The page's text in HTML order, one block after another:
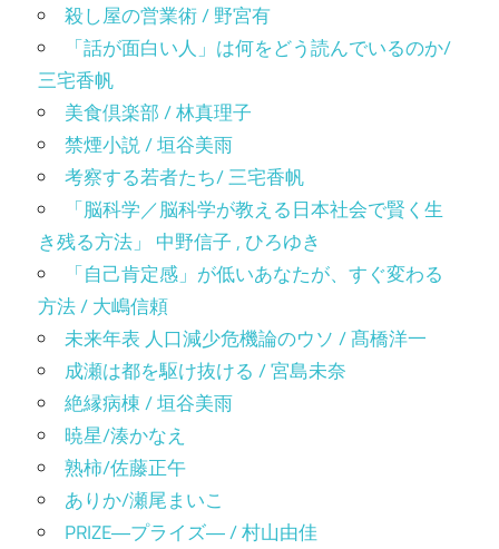
殺し屋の営業術 / 野宮有
「話が面白い人」は何をどう読んでいるのか/
三宅香帆
美食倶楽部 / 林真理子
禁煙小説 / 垣谷美雨
考察する若者たち/ 三宅香帆
「脳科学／脳科学が教える日本社会で賢く生
き残る方法」 中野信子 , ひろゆき
「自己肯定感」が低いあなたが、すぐ変わる
方法 / 大嶋信頼
未来年表 人口減少危機論のウソ / 髙橋洋一
成瀬は都を駆け抜ける / 宮島未奈
絶縁病棟 / 垣谷美雨
暁星/湊かなえ
熟柿/佐藤正午
ありか/瀬尾まいこ
PRIZE―プライズ― / 村山由佳